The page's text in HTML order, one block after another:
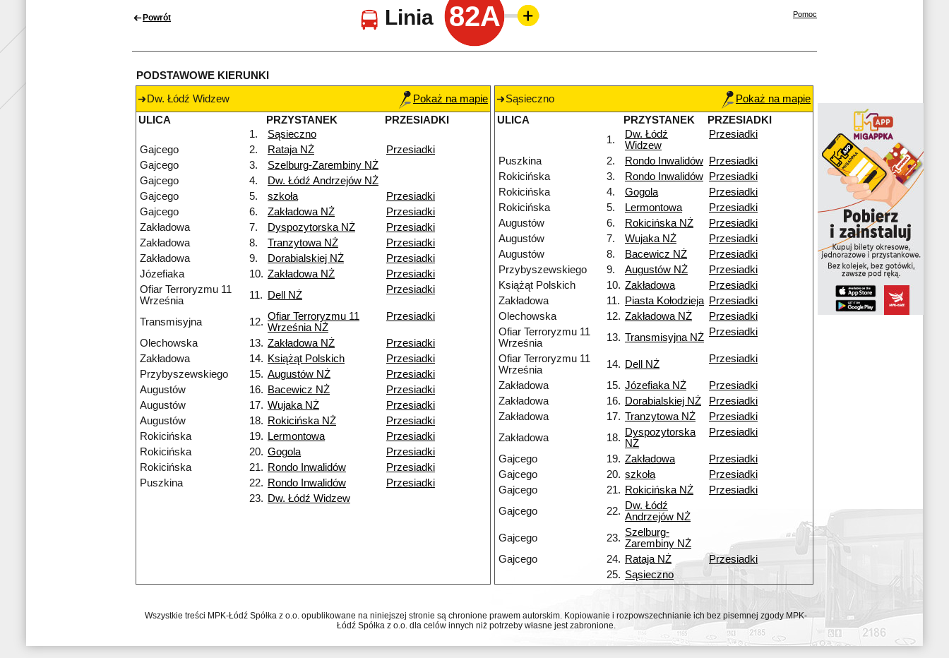
Powrót Linia 82A Pomoc
PODSTAWOWE KIERUNKI
Dw. Łódź Widzew
Pokaż na mapie
ULICA
PRZYSTANEK
PRZESIADKI
1.
Sąsieczno
Gajcego
2. Rataja NŻ
Przesiadki
Gajcego
3.
Szelburg-Zarembiny NŻ
Gajcego
4.
Dw. Łódź Andrzejów NŻ
Gajcego
5. szkoła
Przesiadki
Gajcego
6. Zakładowa NŻ
Przesiadki
Zakładowa
7. Dyspozytorska NŻ
Przesiadki
Zakładowa
8. Tranzytowa NŻ
Przesiadki
Zakładowa
9. Dorabialskiej NŻ
Przesiadki
Józefiaka
10. Zakładowa NŻ
Przesiadki
Ofiar Terroryzmu 11
Września
11. Dell NŻ Przesiadki
Transmisyjna 12. Ofiar Terroryzmu 11
Września NŻ
Przesiadki
Olechowska 13. Zakładowa NŻ
Przesiadki
Zakładowa
14. Książąt Polskich
Przesiadki
Przybyszewskiego
15. Augustów NŻ
Przesiadki
Augustów
16. Bacewicz NŻ
Przesiadki
Augustów
17. Wujaka NŻ
Przesiadki
Augustów
18. Rokicińska NŻ
Przesiadki
Rokicińska
19. Lermontowa
Przesiadki
Rokicińska
20. Gogola
Przesiadki
Rokicińska
21. Rondo Inwalidów
Przesiadki
Puszkina
22. Rondo Inwalidów
Przesiadki
23. Dw. Łódź Widzew
Sąsieczno
Pokaż na mapie
ULICA
PRZYSTANEK
PRZESIADKI
1.
Dw. Łódź
Widzew
Przesiadki
Puszkina 2. Rondo Inwalidów
Przesiadki
Rokicińska
3. Rondo Inwalidów
Przesiadki
Rokicińska
4. Gogola
Przesiadki
Rokicińska
5. Lermontowa
Przesiadki
Augustów
6. Rokicińska NŻ
Przesiadki
Augustów
7. Wujaka NŻ
Przesiadki
Augustów
8. Bacewicz NŻ
Przesiadki
Przybyszewskiego
9. Augustów NŻ
Przesiadki
Książąt Polskich
10. Zakładowa
Przesiadki
Zakładowa
11. Piasta Kołodzieja Przesiadki
Olechowska
12. Zakładowa NŻ
Przesiadki
Ofiar Terroryzmu 11
Września
13. Transmisyjna NŻ Przesiadki
Ofiar Terroryzmu 11
Września
14. Dell NŻ Przesiadki
Zakładowa 15. Józefiaka NŻ
Przesiadki
Zakładowa
16. Dorabialskiej NŻ
Przesiadki
Zakładowa
17. Tranzytowa NŻ
Przesiadki
Zakładowa
18. Dyspozytorska
NŻ
Przesiadki
Gajcego 19. Zakładowa
Przesiadki
Gajcego
20. szkoła
Przesiadki
Gajcego
21. Rokicińska NŻ
Przesiadki
Gajcego
22. Dw. Łódź
Andrzejów NŻ
Gajcego
23. Szelburg-
Zarembiny NŻ
Gajcego
24. Rataja NŻ
Przesiadki
25. Sąsieczno
Wszystkie treści MPK-Łódź Spółka z o.o. opublikowane na niniejszej stronie są chronione prawem autorskim. Kopiowanie i rozpowszechnianie ich bez pisemnej zgody MPK-
Łódź Spółka z o.o. dla celów innych niż potrzeby własne jest zabronione.